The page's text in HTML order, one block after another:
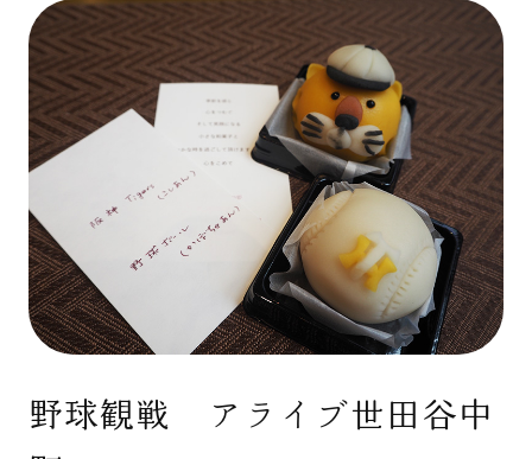
野球観戦 アライブ世田谷中